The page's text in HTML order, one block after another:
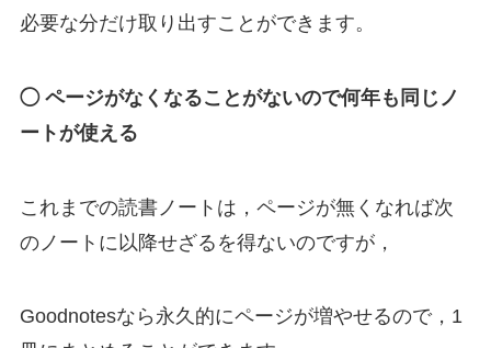
必要な分だけ取り出すことができます。
◯ ページがなくなることがないので何年も同じノ
ートが使える
これまでの読書ノートは，ページが無くなれば次
のノートに以降せざるを得ないのですが，
Goodnotesなら永久的にページが増やせるので，1